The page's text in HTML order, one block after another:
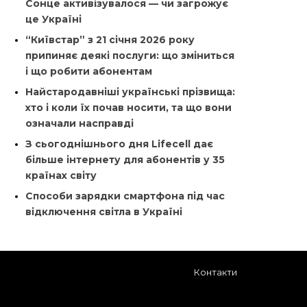
Сонце активізувалося — чи загрожує
це Україні
“Київстар” з 21 січня 2026 року
припиняє деякі послуги: що зміниться
і що робити абонентам
Найстародавніші українські прізвища:
хто і коли їх почав носити, та що вони
означали насправді
З сьогоднішнього дня Lifecell дає
більше інтернету для абонентів у 35
країнах світу
Способи зарядки смартфона під час
відключення світла в Україні
Контакти